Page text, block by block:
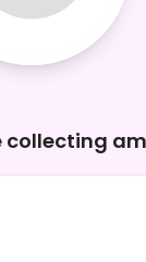
collecting